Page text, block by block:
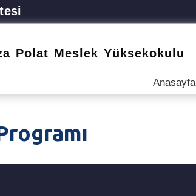
Polat Meslek Yüksekokulu
Anasayfa